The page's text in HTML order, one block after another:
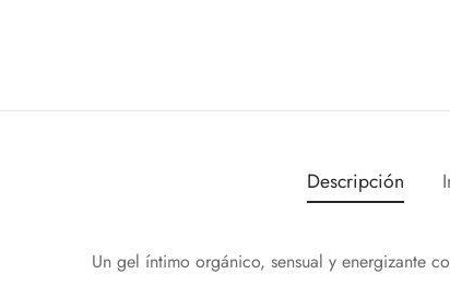
Descripción
Un gel íntimo orgánico, sensual y energizante